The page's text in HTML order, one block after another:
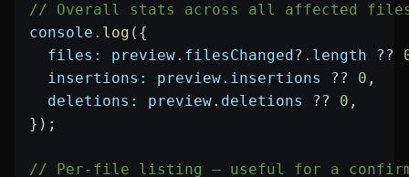
// Overall stats across all affected
console . log ({
  files:
preview. filesChanged ?. length ??
  insertions:
preview. insertions ?? 0 ,
  deletions:
preview. deletions ?? 0 ,
});
// Per-file listing — useful for a